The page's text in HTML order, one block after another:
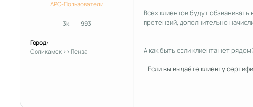
APC-Пользователи
3kсообщения
993Репутация
Город:
Соликамск >> Пенза
Всех клиентов будут
претензий, дополнительно
А как быть если клиента нет
Если вы выдаёте клиенту